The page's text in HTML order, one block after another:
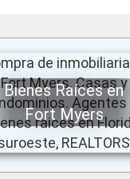
Bienes Raíces en
Fort Myers